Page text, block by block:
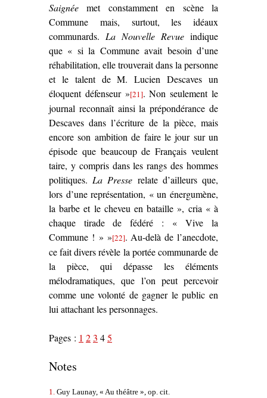
Saignée met constamment en scène la
Commune mais, surtout, les idéaux
communards. La Nouvelle Revue indique
que « si la Commune avait besoin d’une
réhabilitation, elle trouverait dans la personne
et le talent de M. Lucien Descaves un
éloquent défenseur »[21]. Non seulement le
journal reconnaît ainsi la prépondérance de
Descaves dans l’écriture de la pièce, mais
encore son ambition de faire le jour sur un
épisode que beaucoup de Français veulent
taire, y compris dans les rangs des hommes
politiques. La Presse relate d’ailleurs que,
lors d’une représentation, « un énergumène,
la barbe et le cheveu en bataille », cria « à
chaque tirade de fédéré : « Vive la
Commune ! » »[22]. Au-delà de l’anecdote,
ce fait divers révèle la portée communarde de
la pièce, qui dépasse les éléments
mélodramatiques, que l’on peut percevoir
comme une volonté de gagner le public en
lui attachant les personnages.
Pages : 1 23 45
Notes
1. Guy Launay, « Au théâtre », op. cit.